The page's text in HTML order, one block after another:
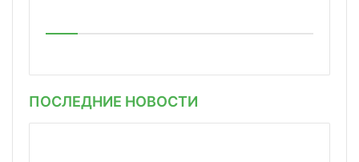
ПОСЛЕДНИЕ НОВОСТИ